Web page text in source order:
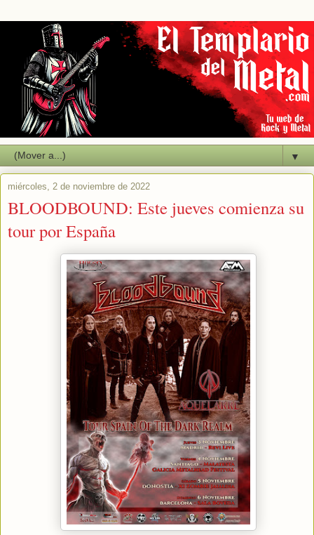
▼
miércoles, 2 de noviembre de 2022
BLOODBOUND: Este jueves comienza su
tour por España